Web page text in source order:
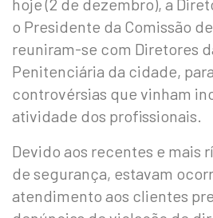
hoje (2 de dezembro), a
o Presidente da Comissão
reuniram-se com Diretores
Penitenciária da cidade,
controvérsias que vinham
atividade dos profissionais.
Devido aos recentes e mais
de segurança, estavam
atendimento aos clientes